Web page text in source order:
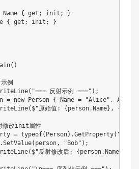
Name { get; init; }
{ get; init; }
例
反射示例 ===");
= new Person { Name = "Alice", Age =
原始值: {person.Name},
改init属性
=
"Bob");
反射修改后: {person.Name},